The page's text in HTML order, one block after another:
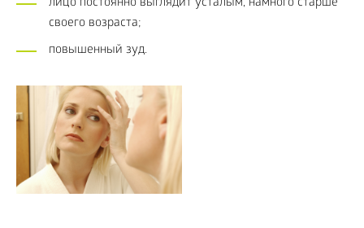
лицо постоянно выглядит усталым, намного старше
своего возраста;
повышенный зуд.